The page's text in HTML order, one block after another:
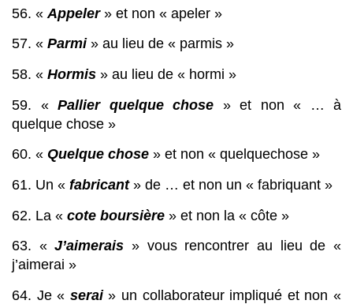
56. « Appeler » et non « apeler »
57. « Parmi » au lieu de « parmis »
58. « Hormis » au lieu de « hormi »
59. « Pallier quelque chose » et non « … à
quelque chose »
60. « Quelque chose » et non « quelquechose »
61. Un « fabricant » de … et non un « fabriquant »
62. La « cote boursière » et non la « côte »
63. « J’aimerais » vous rencontrer au lieu de «
j’aimerai »
64. Je « serai » un collaborateur impliqué et non «